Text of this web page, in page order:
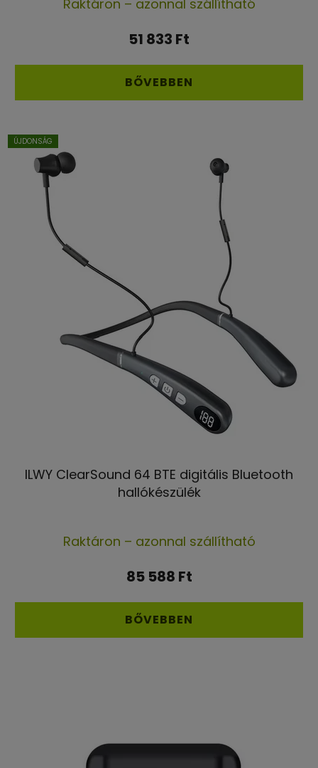
Raktáron – azonnal szállítható
51 833 Ft
BŐVEBBEN
ÚJDONSÁG
ILWY ClearSound 64 BTE digitális Bluetooth
hallókészülék
Raktáron – azonnal szállítható
85 588 Ft
BŐVEBBEN